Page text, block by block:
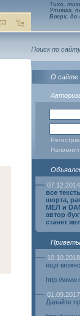
Тихо,
Улитка,
Вверх,
Поиск по
О сайте
07.12.2014
все
шорта,
МЕЛ и
автор
станет
Приветы
еще можно
http://
Давайте